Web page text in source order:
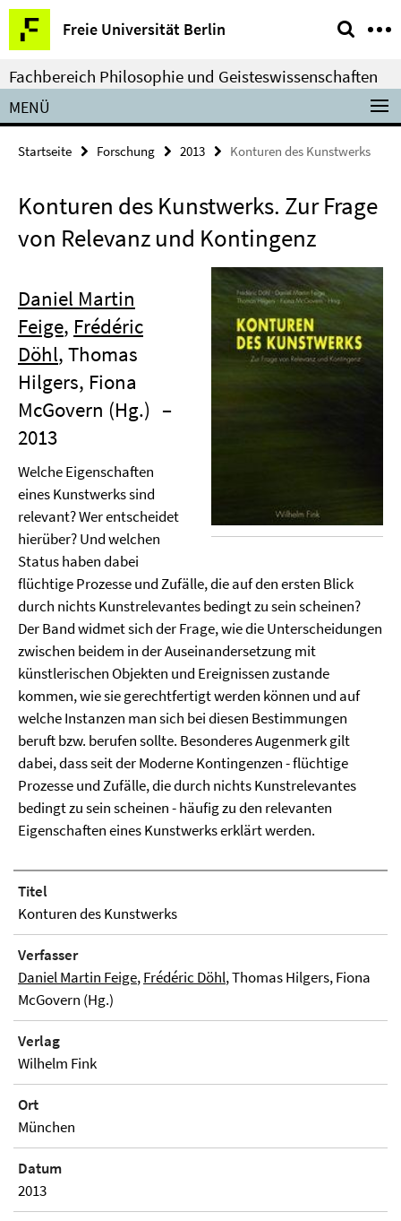
Springe
direkt
zu
Inhalt
Freie Universität Berlin
Service-
Navigation
Fachbereich Philosophie und Geisteswissenschaften
MENÜ
Startseite Forschung 2013 Konturen des Kunstwerks
Konturen des Kunstwerks. Zur Frage
von Relevanz und Kontingenz
Daniel Martin
Feige, Frédéric
Döhl, Thomas
Hilgers, Fiona
McGovern (Hg.) –
2013
Welche Eigenschaften
eines Kunstwerks sind
relevant? Wer entscheidet
hierüber? Und welchen
Status haben dabei
flüchtige Prozesse und Zufälle, die auf den ersten Blick
durch nichts Kunstrelevantes bedingt zu sein scheinen?
Der Band widmet sich der Frage, wie die Unterscheidungen
zwischen beidem in der Auseinandersetzung mit
künstlerischen Objekten und Ereignissen zustande
kommen, wie sie gerechtfertigt werden können und auf
welche Instanzen man sich bei diesen Bestimmungen
beruft bzw. berufen sollte. Besonderes Augenmerk gilt
dabei, dass seit der Moderne Kontingenzen - flüchtige
Prozesse und Zufälle, die durch nichts Kunstrelevantes
bedingt zu sein scheinen - häufig zu den relevanten
Eigenschaften eines Kunstwerks erklärt werden.
Titel
Konturen des Kunstwerks
Verfasser
Daniel Martin Feige,Frédéric Döhl, Thomas Hilgers, Fiona
McGovern (Hg.)
Verlag
Wilhelm Fink
Ort
München
Datum
2013